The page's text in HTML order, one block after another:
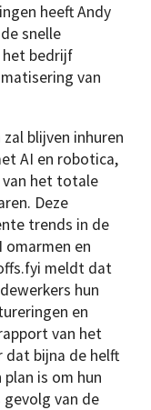
heeft Andy
snelle
het bedrijf
van
blijven inhuren
AI en robotica,
het totale
Deze
trends in de
omarmen en
meldt dat
hun
en
van het
dat bijna de helft
is om hun
van de